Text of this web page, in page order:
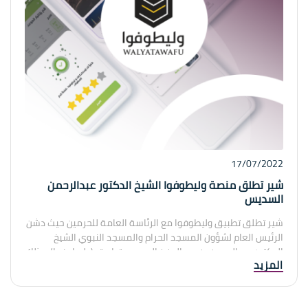
17/07/2022
شير تطلق منصة وليطوفوا الشيخ الدكتور عبدالرحمن
السديس
شير تطلق تطبيق وليطوفوا مع الرئاسة العامة للحرمين حيث دشن
الرئيس العام لشؤون المسجد الحرام والمسجد النبوي الشيخ
الدكتور عبدالرحمن بن عبدالعزيز السديس تطبيق (وليطوفوا)، وذلك
بحضور فضيلة مساعد الرئيس العام المكلف وكيل شؤون المسجد
المزيد